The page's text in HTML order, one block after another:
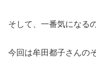
そして、一番気になる
今回は牟田都子さんの